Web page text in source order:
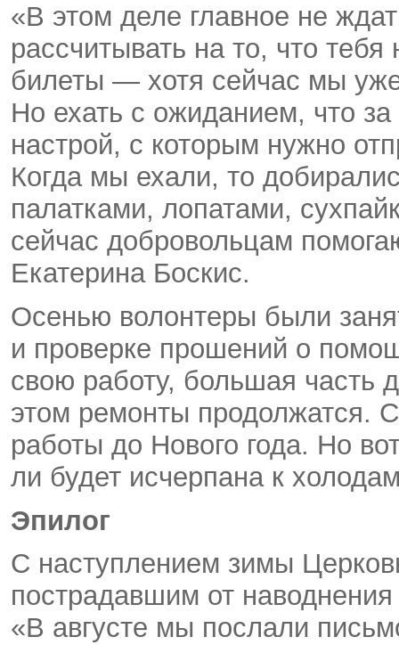
«В этом деле главное не
рассчитывать на то, что тебя
билеты — хотя сейчас мы
Но ехать с ожиданием, что
настрой, с которым нужно
Когда мы ехали, то
палатками, лопатами,
сейчас добровольцам
Екатерина Боскис.
Осенью волонтеры были
и проверке прошений о
свою работу, большая часть
этом ремонты продолжатся.
работы до Нового года. Но
ли будет исчерпана к
Эпилог
С наступлением зимы
пострадавшим от
«В августе мы послали